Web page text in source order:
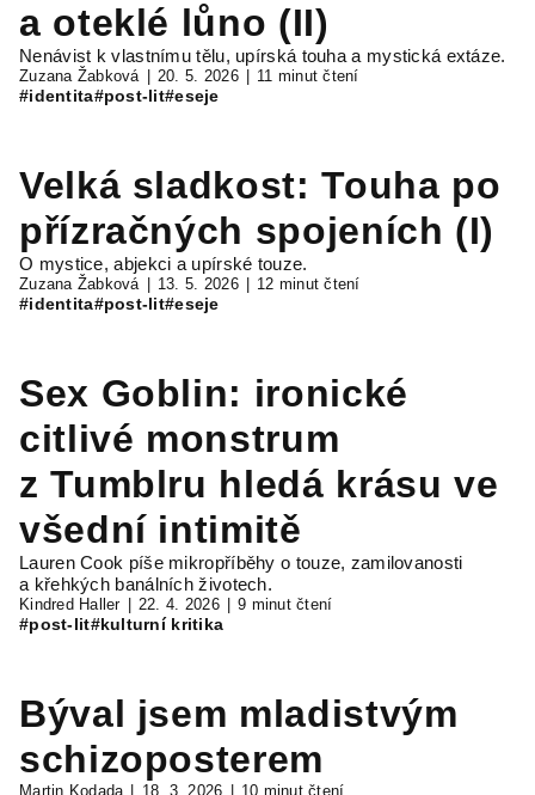
a oteklé lůno (II)
Nenávist k vlastnímu tělu, upírská touha a mystická extáze.
Zuzana Žabková 20. 5. 2026 11 minut čtení
#identita#post-lit#eseje
Velká sladkost: Touha po
přízračných spojeních (I)
O mystice, abjekci a upírské touze.
Zuzana Žabková 13. 5. 2026 12 minut čtení
#identita#post-lit#eseje
Sex Goblin: ironické
citlivé monstrum
z Tumblru hledá krásu ve
všední intimitě
Lauren Cook píše mikropříběhy o touze, zamilovanosti
a křehkých banálních životech.
Kindred Haller 22. 4. 2026 9 minut čtení
#post-lit#kulturní kritika
Býval jsem mladistvým
schizoposterem
Martin Kodada 18. 3. 2026 10 minut čtení